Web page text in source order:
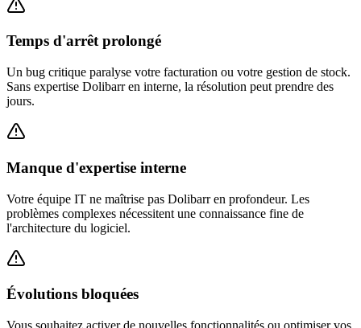
Temps d'arrêt prolongé
Un bug critique paralyse votre facturation ou votre gestion de stock.
Sans expertise Dolibarr en interne, la résolution peut prendre des
jours.
Manque d'expertise interne
Votre équipe IT ne maîtrise pas Dolibarr en profondeur. Les
problèmes complexes nécessitent une connaissance fine de
l'architecture du logiciel.
Évolutions bloquées
Vous souhaitez activer de nouvelles fonctionnalités ou optimiser vos